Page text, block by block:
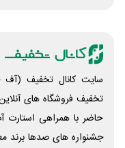
سایت کانال تخفیف (آف
تخفیف فروشگاه های
حاضر با همراهی استارت
جشنواره های صدها برند